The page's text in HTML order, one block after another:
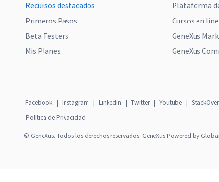
Recursos destacados
Primeros Pasos
Beta Testers
Mis Planes
Plataforma
Cursos en
GeneXus
GeneXus
Facebook | Instagram | Linkedin | Twitter | Youtube |
Política de Privacidad
© GeneXus. Todos los derechos reservados. GeneXus Powered by